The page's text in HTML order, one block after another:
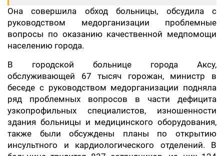
Она совершила обход больницы, обсудила с
руководством медорганизации проблемные
вопросы по оказанию качественной медпомощи
населению города.
В городской больнице города Аксу,
обслуживающей 67 тысяч горожан, министр в
беседе с руководством медорганизации подняла
ряд проблемных вопросов в части дефицита
узкопрофильных специалистов, изношенности
здания больницы и медицинского оборудования,
также были обсуждены планы по открытию
инсультного и кардиологического отделений. В